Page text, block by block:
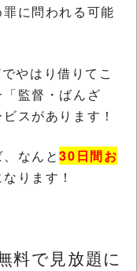
に問われる可能
やはり借りてこ
監督・ばんざ
スがあります！
、なんと30日間お
なります！
料で見放題に